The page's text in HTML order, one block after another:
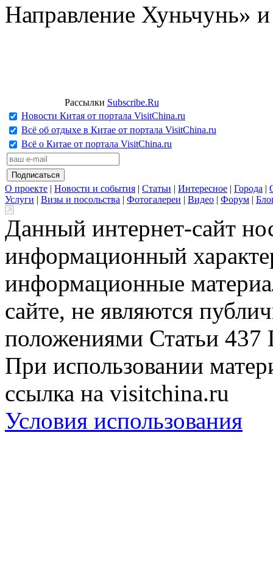
Направление Хуньчунь»
Рассылки Subscribe.Ru
Новости Китая от портала VisitChina.ru
Всё об отдыхе в Китае от портала VisitChina.ru
Всё о Китае от портала VisitChina.ru
О проекте | Новости и события | Статьи | Интересное | Города |
Услуги | Визы и посольства | Фотогалереи | Видео | Форум |
Данный интернет-сайт
информационный
информационные
сайте, не являются
положениями Статьи 437
При использовании
ссылка на visitchina.ru
Условия использования